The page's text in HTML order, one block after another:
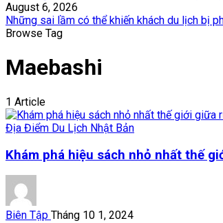
August 6, 2026
Những sai lầm có thể khiến khách du lịch bị
Browse Tag
Maebashi
1 Article
Địa Điểm Du Lịch Nhật Bản
Khám phá hiệu sách nhỏ nhất thế
Biên Tập Tháng 10 1, 2024